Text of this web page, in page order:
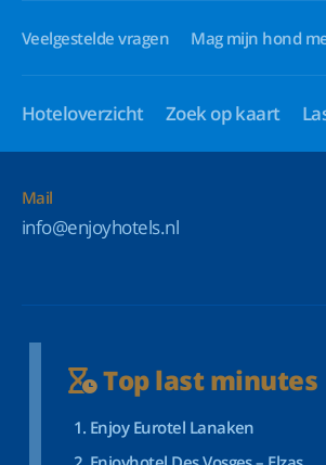
Veelgestelde vragen Mag mijn hond
Hoteloverzicht Zoek op kaart
Mail
info@enjoyhotels.nl
Top last minutes
Enjoy Eurotel Lanaken